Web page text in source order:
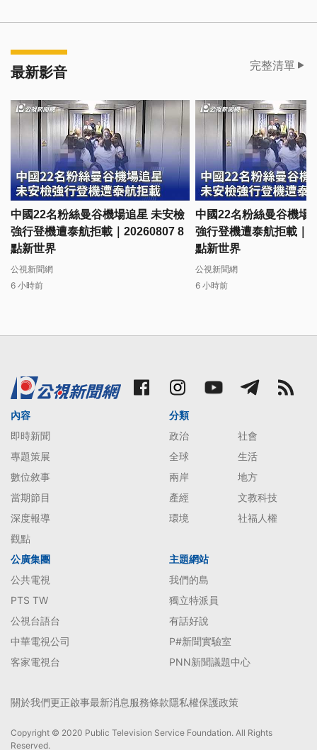
最新影音 完整清單
中國22名粉絲曼谷機場追星 未安檢
強行登機遭泰航拒載｜20260807 8
點新世界
公視新聞網
6 小時前
中國22名粉絲曼谷機場
強行登機遭泰航拒載｜
點新世界
公視新聞網
6 小時前
內容
即時新聞
專題策展
數位敘事
當期節目
深度報導
觀點
分類
政治
社會
全球
生活
兩岸
地方
產經
文教科技
環境
社福人權
公廣集團
公共電視
PTS TW
公視台語台
中華電視公司
客家電視台
主題網站
我們的島
獨立特派員
有話好說
P#新聞實驗室
PNN新聞議題中心
關於我們更正啟事最新消息服務條款隱私權保護政策
Copyright © 2020 Public Television Service Foundation. All Rights
Reserved.